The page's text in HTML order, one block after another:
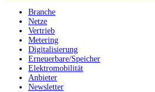
Branche
Netze
Vertrieb
Metering
Digitalisierung
Erneuerbare/Speicher
Elektromobilität
Anbieter
Newsletter